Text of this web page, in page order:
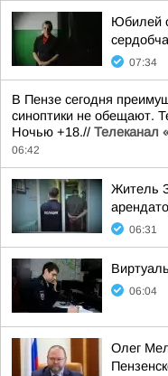
Юбилей
07:34
В Пензе сегодня
синоптики не обещают.
Ночью +18.// Телеканал
06:42
Житель
06:31
06:04
Олег